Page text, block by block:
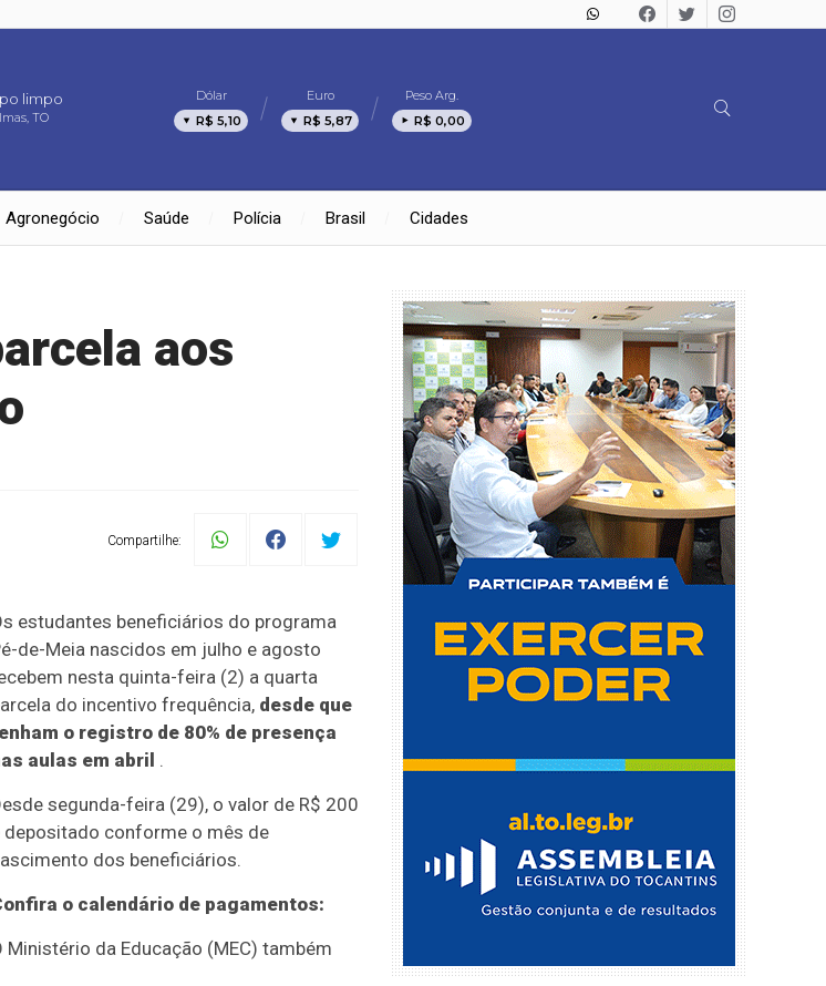
limpo
TO
Dólar
R$ 5,10
Euro
R$ 5,87
Peso Arg.
R$ 0,00
Agronegócio Saúde Polícia Brasil Cidades
aos
Compartilhe:
estudantes beneficiários do programa
de-Meia nascidos em julho e agosto
nesta quinta-feira (2) a quarta
do incentivo frequência, desde que
o registro de 80% de presença
aulas em abril .
segunda-feira (29), o valor de R$ 200
depositado conforme o mês de
dos beneficiários.
o calendário de pagamentos:
Ministério da Educação (MEC) também